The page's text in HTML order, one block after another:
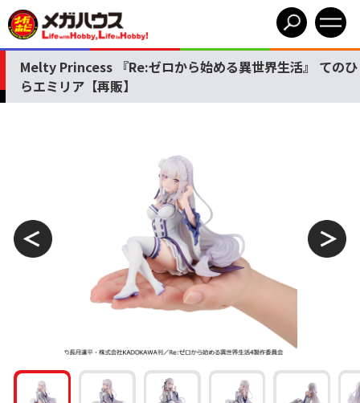
Melty Princess 『Re:ゼロから始める異世界生活』 てのひ
らエミリア【再販】